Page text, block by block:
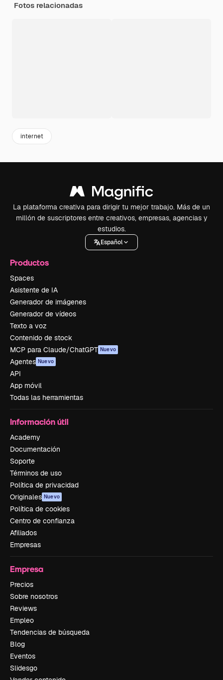
Fotos relacionadas
internet
La plataforma creativa para dirigir tu mejor trabajo. Más de un
millón de suscriptores entre creativos, empresas, agencias y
estudios.
Español
Productos
Spaces
Asistente de IA
Generador de imágenes
Generador de vídeos
Texto a voz
Contenido de stock
MCP para Claude/ChatGPT Nuevo
Agentes Nuevo
API
App móvil
Todas las herramientas
Información útil
Academy
Documentación
Soporte
Términos de uso
Política de privacidad
Originales Nuevo
Política de cookies
Centro de confianza
Afiliados
Empresas
Empresa
Precios
Sobre nosotros
Reviews
Empleo
Tendencias de búsqueda
Blog
Eventos
Slidesgo